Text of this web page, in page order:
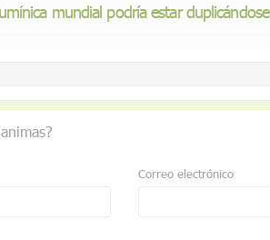
mundial podría estar duplicándose
Correo electrónico